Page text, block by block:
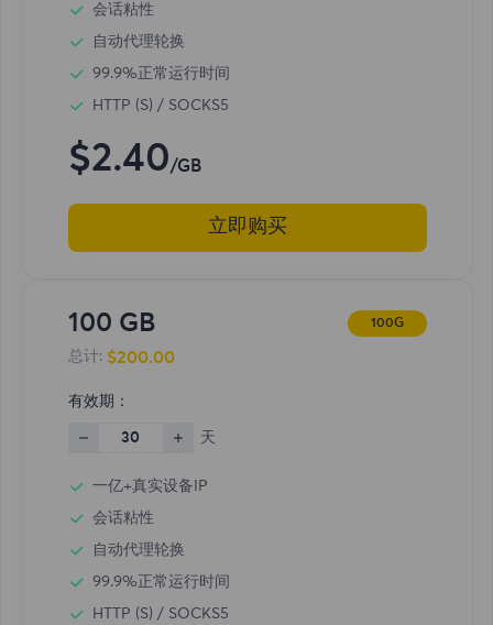
会话粘性
自动代理轮换
99.9%正常运行时间
HTTP (S) / SOCKS5
$2.40/GB
立即购买
100 GB 100G
总计: $200.00
有效期：
30 天
一亿+真实设备IP
会话粘性
自动代理轮换
99.9%正常运行时间
HTTP (S) / SOCKS5